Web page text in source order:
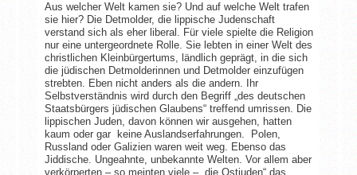
Aus welcher Welt kamen sie? Und auf welche Welt trafen
sie hier? Die Detmolder, die lippische Judenschaft
verstand sich als eher liberal. Für viele spielte die Religion
nur eine untergeordnete Rolle. Sie lebten in einer Welt des
christlichen Kleinbürgertums, ländlich geprägt, in die sich
die jüdischen Detmolderinnen und Detmolder einzufügen
strebten. Eben nicht anders als die andern. Ihr
Selbstverständnis wird durch den Begriff „des deutschen
Staatsbürgers jüdischen Glaubens“ treffend umrissen. Die
lippischen Juden, davon können wir ausgehen, hatten
kaum oder gar keine Auslandserfahrungen. Polen,
Russland oder Galizien waren weit weg. Ebenso das
Jiddische. Ungeahnte, unbekannte Welten. Vor allem aber
verkörperten – so meinten viele – „die Ostjuden“ das